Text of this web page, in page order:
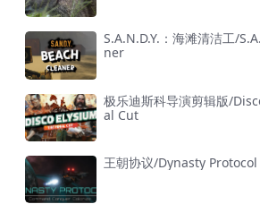
S.A.N.D.Y.：海滩清洁工/
ner
极乐迪斯科导演剪辑版/
al Cut
王朝协议/Dynasty Protocol